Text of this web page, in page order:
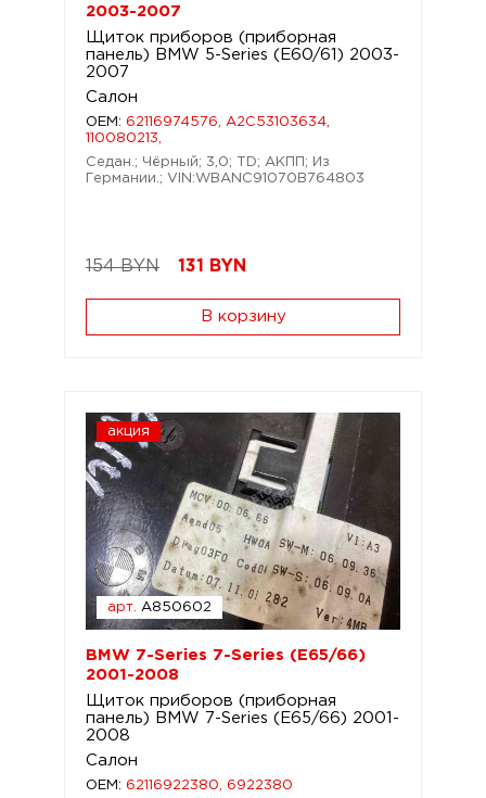
2003-2007
Щиток приборов (приборная
панель) BMW 5-Series (E60/61) 2003-
2007
Салон
OEM: 62116974576, A2C53103634,
110080213,
Седан.; Чёрный; 3,0; TD; АКПП; Из
Германии.; VIN:WBANC91070B764803
154 BYN 131 BYN
В корзину
акция
арт. A850602
BMW 7-Series 7-Series (E65/66)
2001-2008
Щиток приборов (приборная
панель) BMW 7-Series (E65/66) 2001-
2008
Салон
OEM: 62116922380, 6922380